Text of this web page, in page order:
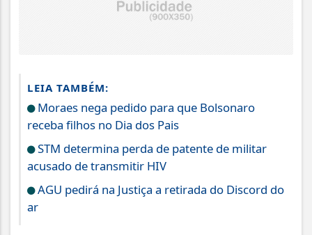
LEIA TAMBÉM:
Moraes nega pedido para que Bolsonaro
receba filhos no Dia dos Pais
STM determina perda de patente de militar
acusado de transmitir HIV
AGU pedirá na Justiça a retirada do Discord do
ar